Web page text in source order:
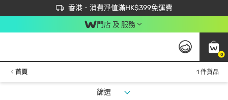
香港．消費淨值滿HK$399免運費
立即成為易賞錢會員盡享獨家優惠
首次APP下單買滿$450 輸入 NEWAPP 即減$50
門店 及 服務
0
首頁 1 件貨品
篩選